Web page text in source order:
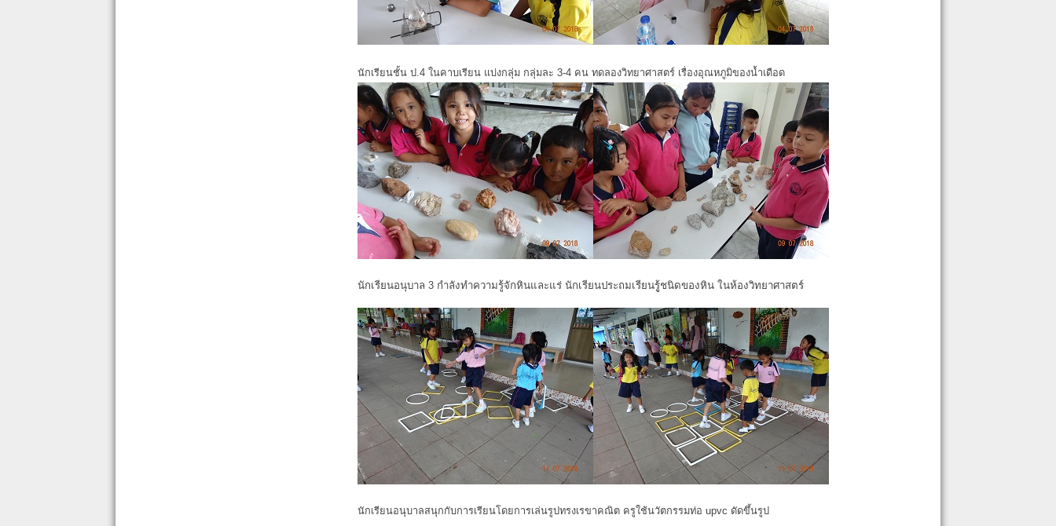
นักเรียนชั้น ป.4 ในคาบเรียน แบ่งกลุ่ม กลุ่มละ 3-4 คน ทดลองวิทยาศาสตร์ เรื่องอุณหภูมิของน้ำเดือด
นักเรียนอนุบาล 3 กำลังทำความรู้จักหินและแร่ นักเรียนประถมเรียนรูู้ชนิดของหิน ในห้องวิทยาศาสตร์
นักเรียนอนุบาลสนุกกับการเรียนโดยการเล่นรูปทรงเรขาคณิต ครูใช้นวัตกรรมท่อ upvc ดัดขึ้นรูป